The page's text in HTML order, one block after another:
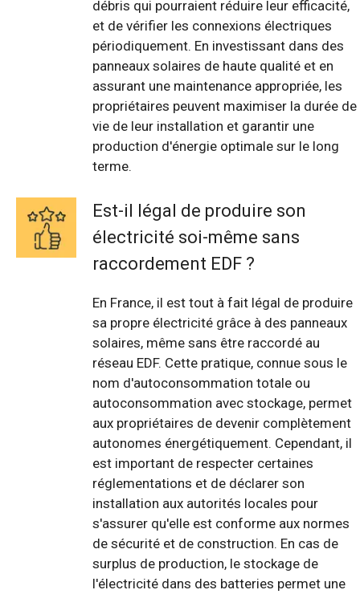
débris qui pourraient réduire leur efficacité,
et de vérifier les connexions électriques
périodiquement. En investissant dans des
panneaux solaires de haute qualité et en
assurant une maintenance appropriée, les
propriétaires peuvent maximiser la durée de
vie de leur installation et garantir une
production d'énergie optimale sur le long
terme.
Est-il légal de produire son
électricité soi-même sans
raccordement EDF ?
En France, il est tout à fait légal de produire
sa propre électricité grâce à des panneaux
solaires, même sans être raccordé au
réseau EDF. Cette pratique, connue sous le
nom d'autoconsommation totale ou
autoconsommation avec stockage, permet
aux propriétaires de devenir complètement
autonomes énergétiquement. Cependant, il
est important de respecter certaines
réglementations et de déclarer son
installation aux autorités locales pour
s'assurer qu'elle est conforme aux normes
de sécurité et de construction. En cas de
surplus de production, le stockage de
l'électricité dans des batteries permet une